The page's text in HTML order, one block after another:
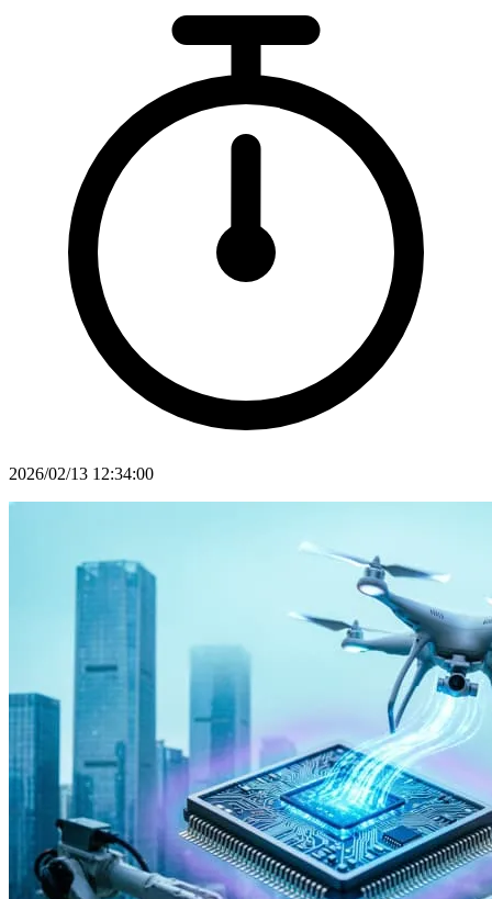
2026/02/13 12:34:00